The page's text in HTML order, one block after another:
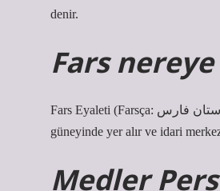
denir.
Fars nereye
Fars Eyaleti (Farsça: استان فارس, Ostān-e Fārs), İran’ın 31 eyaletinden biridir. İran’ın kültür başkenti olarak bilinen eyalet, ülkenin
güneyinde yer alır ve idari
Medler